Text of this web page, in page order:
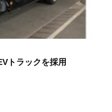
トラックを採用